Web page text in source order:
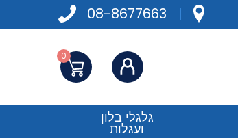
08-8677663
התחברות 0
גלגלי בלון
ועגלות